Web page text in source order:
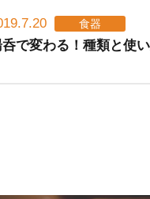
食器
で変わる！種類と使